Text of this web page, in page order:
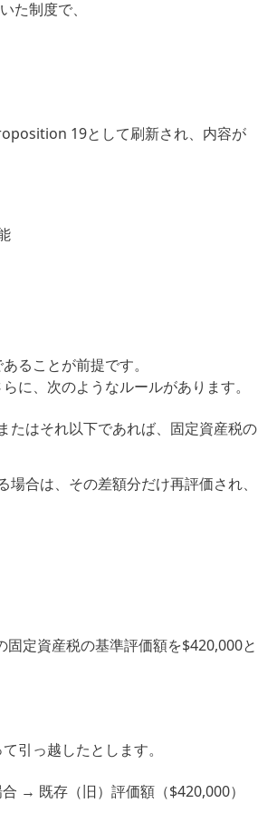
た制度で、
19として刷新され、内容が
ることが前提です。
に、次のようなルールがあります。
たはそれ以下であれば、固定資産税の
合は、その差額分だけ再評価され、
定資産税の基準評価額を$420,000と
引っ越したとします。
→ 既存（旧）評価額（$420,000）